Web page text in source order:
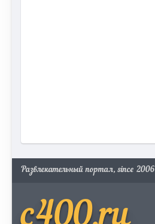
Развлекательный портал, since 2006
c400.ru